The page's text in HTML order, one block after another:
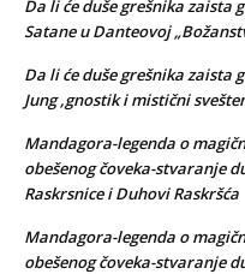
Da li će duše grešnika zaista
Satane u Danteovoj
Da li će duše grešnika zaista
Jung ,gnostik i mistični
Mandagora-legenda o
obešenog čoveka-stvaranje
Raskrsnice i Duhovi Raskršća
Mandagora-legenda o
obešenog čoveka-stvaranje